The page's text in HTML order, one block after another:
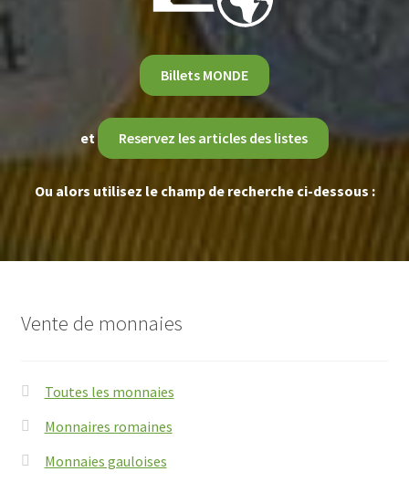
Billets MONDE
et Reservez les articles des listes
Ou alors utilisez le champ de recherche ci-dessous :
Vente de monnaies
Toutes les monnaies
Monnaires romaines
Monnaies gauloises